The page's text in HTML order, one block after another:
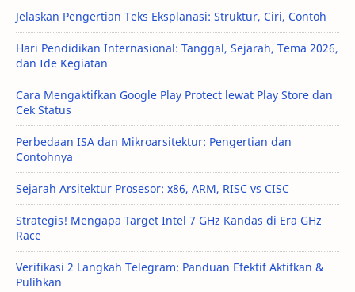
Jelaskan Pengertian Teks Eksplanasi: Struktur, Ciri, Contoh
Hari Pendidikan Internasional: Tanggal, Sejarah, Tema 2026,
dan Ide Kegiatan
Cara Mengaktifkan Google Play Protect lewat Play Store dan
Cek Status
Perbedaan ISA dan Mikroarsitektur: Pengertian dan
Contohnya
Sejarah Arsitektur Prosesor: x86, ARM, RISC vs CISC
Strategis! Mengapa Target Intel 7 GHz Kandas di Era GHz
Race
Verifikasi 2 Langkah Telegram: Panduan Efektif Aktifkan &
Pulihkan